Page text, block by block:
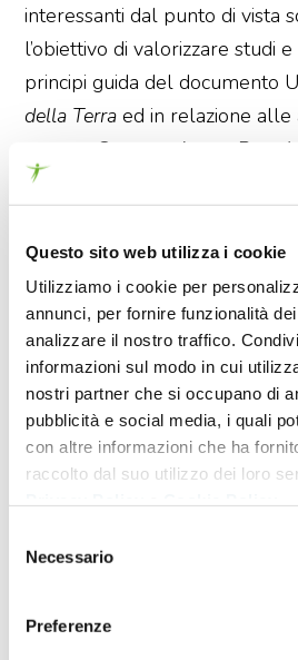
Questo sito web utilizza i cookie
Utilizziamo i cookie per
annunci, per fornire funzionalità
analizzare il nostro traffico.
informazioni sul modo in cui
nostri partner che si occupano di
pubblicità e social media, i quali
con altre informazioni che ha
raccolto dal suo utilizzo dei loro
delNecessario
Preferenze
interessanti dal punto di vista
l’obiettivo di valorizzare studi
principi guida del documento
della Terra ed in relazione alle
Cogeme-Acque
I VINCITORI
2017
SEZIONE ENERGIA
Serena Lisai
Sassari
Università degli Studi di Sassari
SEZIONE ACQUA
Mazzano (Bs)
Ex aequo